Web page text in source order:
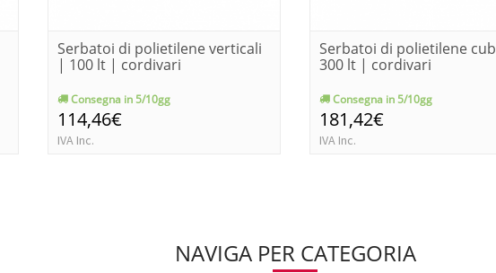
Serbatoi di polietilene verticali
| 100 lt | cordivari
Consegna in 5/10gg
114,46€
IVA Inc.
Serbatoi di polietilene
300 lt | cordivari
Consegna in 5/10gg
181,42€
IVA Inc.
NAVIGA PER CATEGORIA